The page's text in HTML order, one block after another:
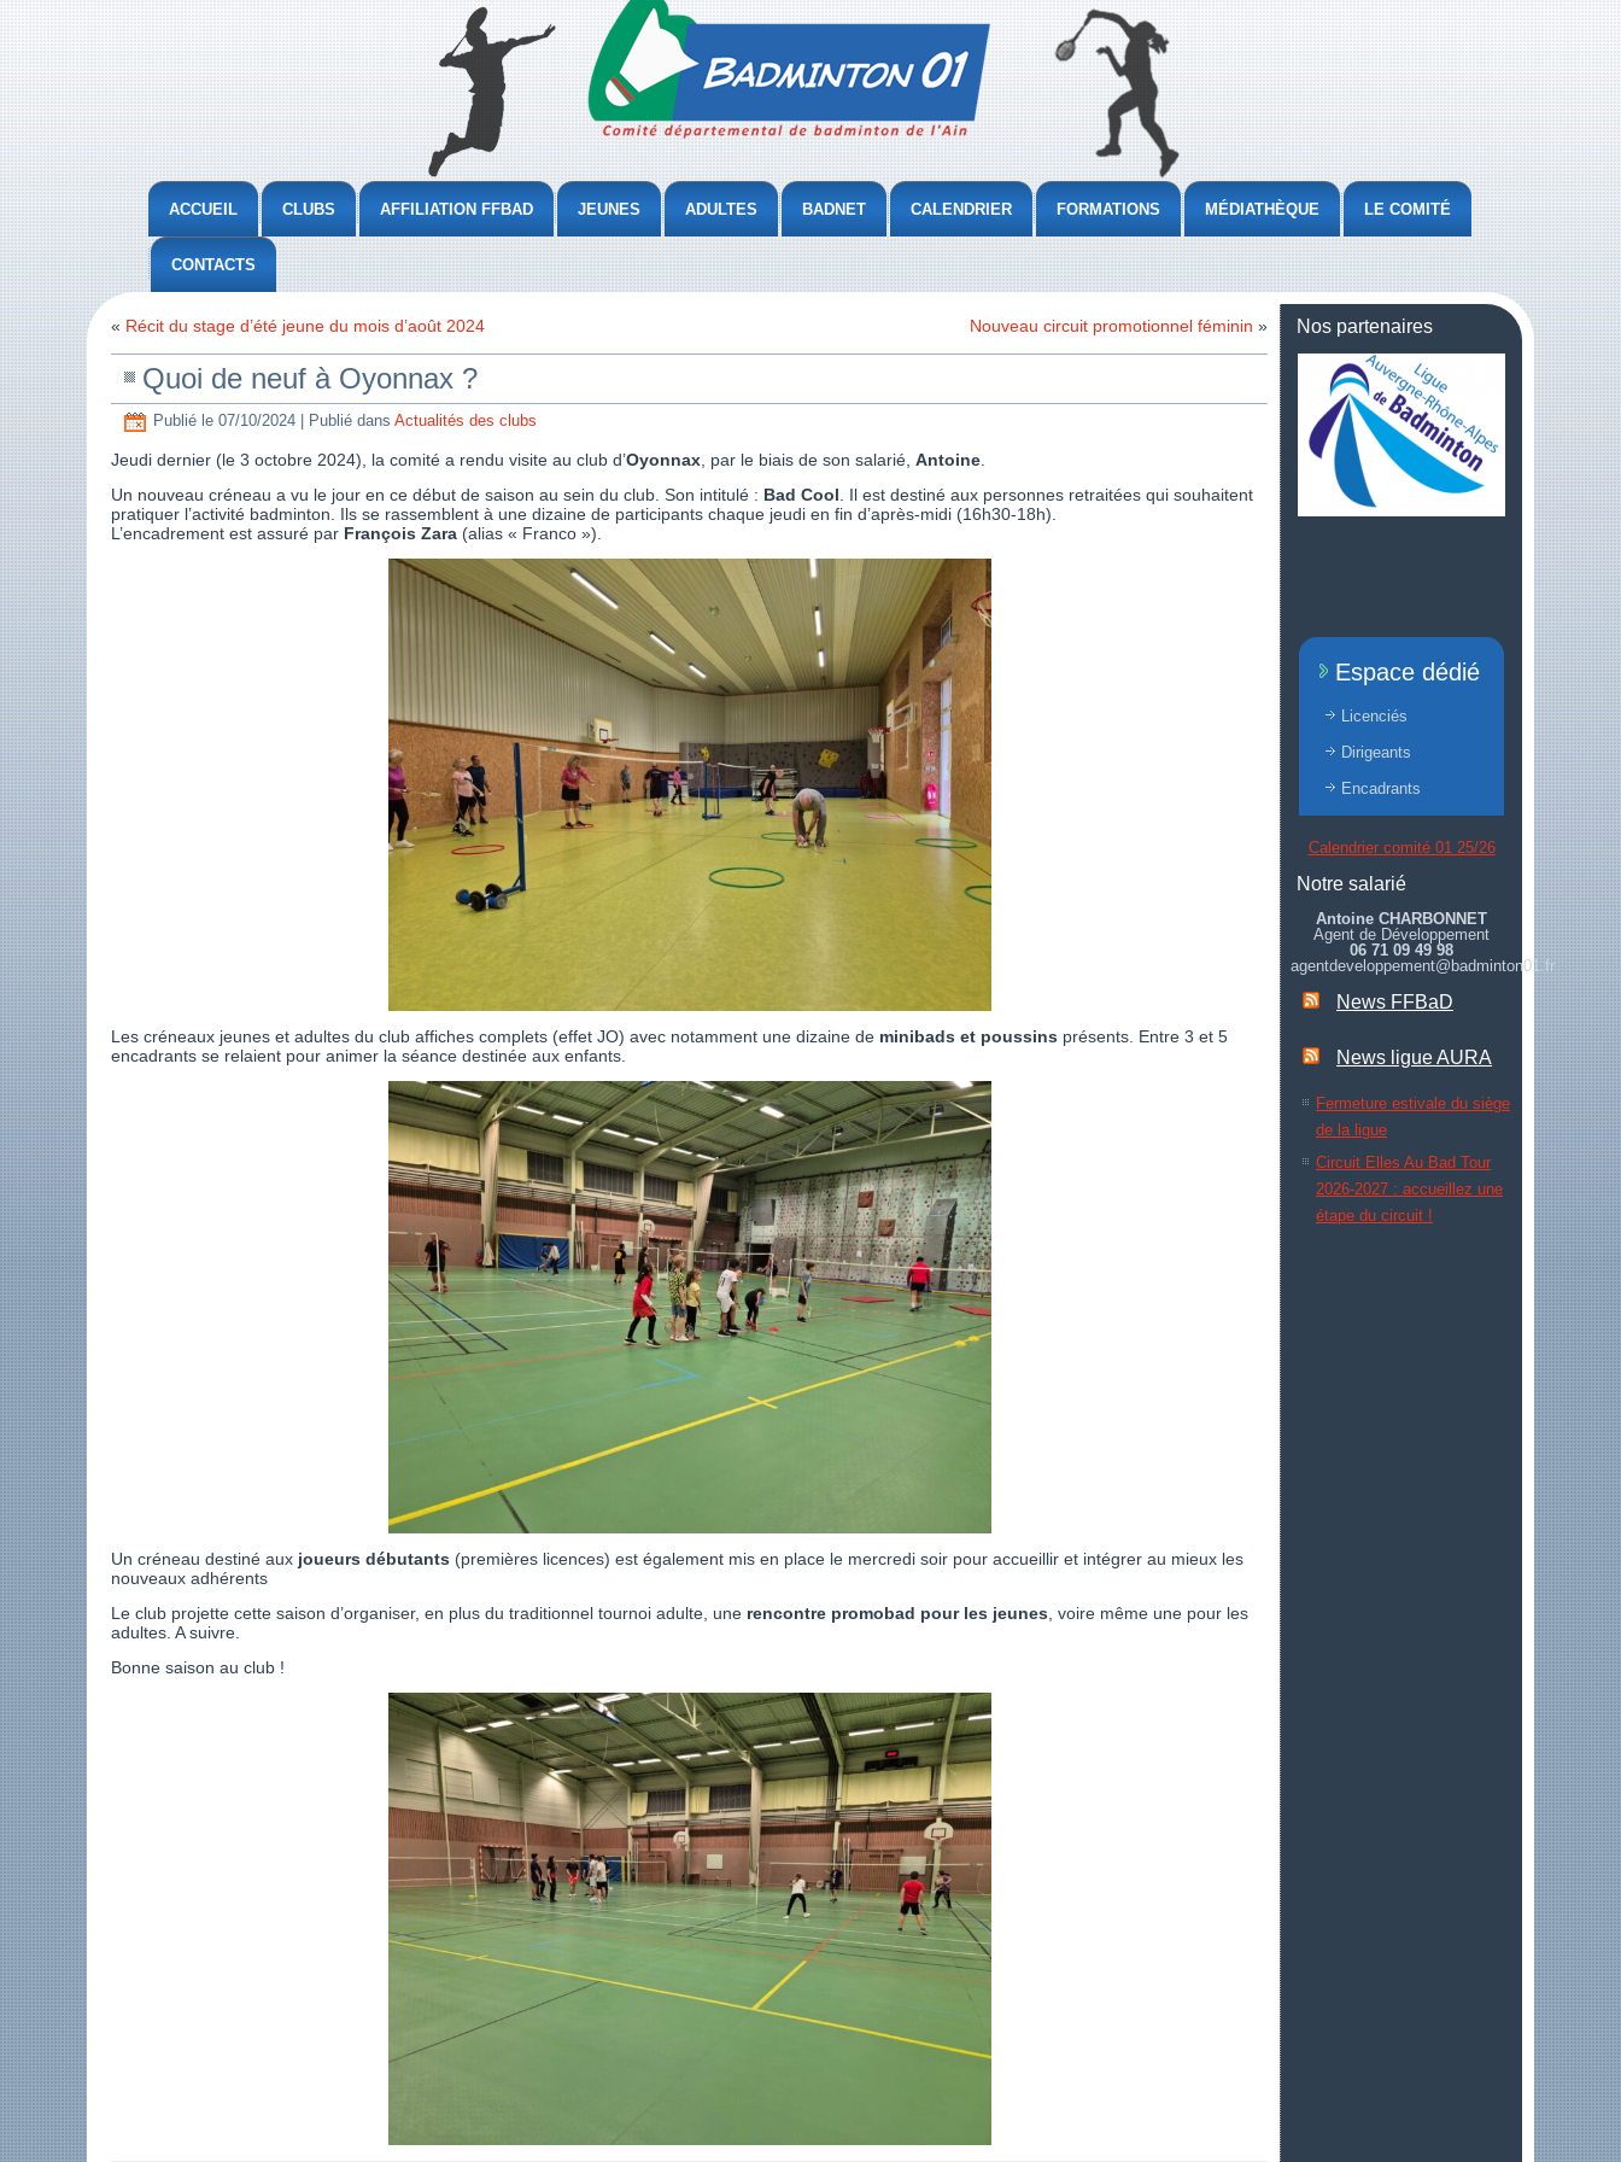
ACCUEIL CLUBS AFFILIATION FFBAD JEUNES ADULTES BADNET CALENDRIER FORMATIONS MÉDIATHÈQUE LE COMITÉ
CONTACTS
« Récit du stage d’été jeune du mois d’août 2024 Nouveau circuit promotionnel féminin »
Quoi de neuf à Oyonnax ?
Publié le 07/10/2024 Publié dans Actualités des clubs
Jeudi dernier (le 3 octobre 2024), la comité a rendu visite au club d’Oyonnax , par le biais de son salarié, Antoine
Un nouveau créneau a vu le jour en ce début de saison au sein du club. Son intitulé : Bad Cool . Il est destiné aux personnes retraitées qui souhaitent
pratiquer l’activité badminton. Ils se rassemblent à une dizaine de participants chaque jeudi en fin d’après-midi (16h30-18h).
L’encadrement est assuré par François Zara (alias « Franco »).
Les créneaux jeunes et adultes du club affiches complets (effet JO) avec notamment une dizaine de minibads et poussins présents. Entre 3 et 5
encadrants se relaient pour animer la séance destinée aux enfants.
Un créneau destiné aux joueurs débutants (premières licences) est également mis en place le mercredi soir pour accueillir et intégrer au mieux les
nouveaux adhérents
Le club projette cette saison d’organiser, en plus du traditionnel tournoi adulte, une rencontre promobad pour les jeunes , voire même une pour les
adultes. A suivre.
Bonne saison au club !
Nos partenaires
Espace dédié
Licenciés
Dirigeants
Encadrants
Calendrier comité 01 25/26
Notre salarié
Antoine CHARBONNET
Agent de Développement
06 71 09 49 98
agentdeveloppement@badminton01.fr
News FFBaD
News ligue AURA
Fermeture estivale du siège
de la ligue
Circuit Elles Au Bad Tour
2026-2027 : accueillez une
étape du circuit !